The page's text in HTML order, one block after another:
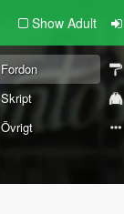
Show Adult
Fordon
Skript
Övrigt